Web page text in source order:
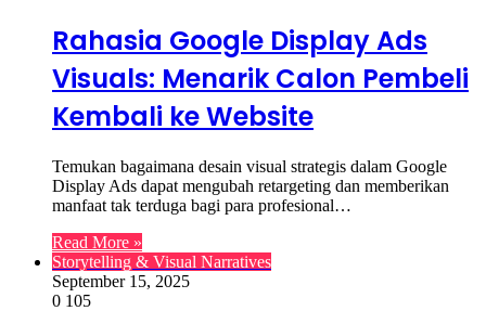
Rahasia Google Display Ads
Visuals: Menarik Calon Pembeli
Kembali ke Website
Temukan bagaimana desain visual strategis dalam Google
Display Ads dapat mengubah retargeting dan memberikan
manfaat tak terduga bagi para profesional…
Read More »
Storytelling & Visual Narratives
September 15, 2025
0 105